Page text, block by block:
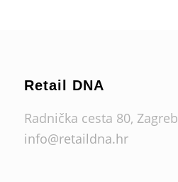
Retail DNA
Radnička cesta 80, Zagreb
info@retaildna.hr